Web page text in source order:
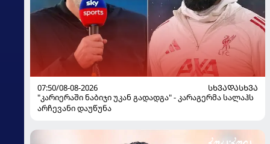
07:50/08-08-2026
ᲡᲮᲕᲐᲓᲐᲡᲮᲕᲐ
"კარიერაში ნაბიჯი უკან გადადგა" - კარაგერმა სალაჰს
არჩევანი დაუწუნა